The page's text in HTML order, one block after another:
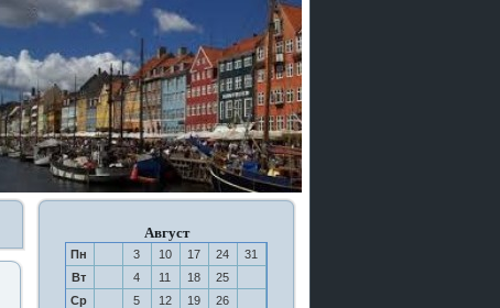
Август
Пн 3 10 17 24
31
Вт
4 11 18
25
Ср
5 12 19
26